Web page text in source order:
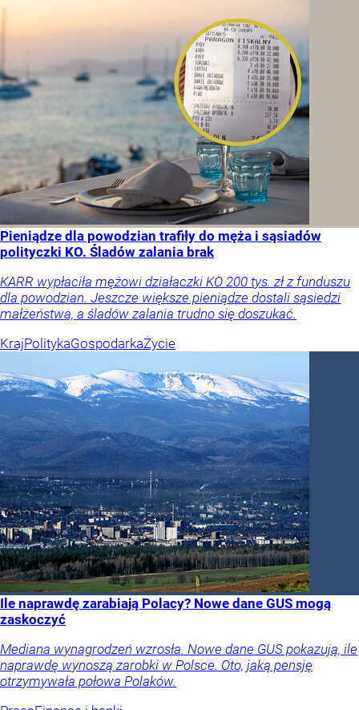
Pieniądze dla powodzian trafiły do męża i sąsiadów
polityczki KO. Śladów zalania brak
KARR wypłaciła mężowi działaczki KO 200 tys. zł z funduszu
dla powodzian. Jeszcze większe pieniądze dostali sąsiedzi
małżeństwa, a śladów zalania trudno się doszukać.
KrajPolitykaGospodarkaŻycie
Ile naprawdę zarabiają Polacy? Nowe dane GUS mogą
zaskoczyć
Mediana wynagrodzeń wzrosła. Nowe dane GUS pokazują, ile
naprawdę wynoszą zarobki w Polsce. Oto, jaką pensję
otrzymywała połowa Polaków.